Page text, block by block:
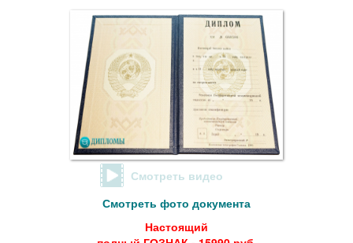
Смотреть видео
Смотреть фото документа
Настоящий